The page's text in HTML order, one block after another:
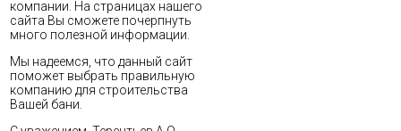
компании. На страницах нашего
сайта Вы сможете почерпнуть
много полезной информации.
Мы надеемся, что данный сайт
поможет выбрать правильную
компанию для строительства
Вашей бани.